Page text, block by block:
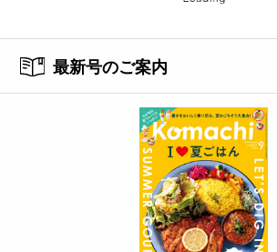
最新号のご案内